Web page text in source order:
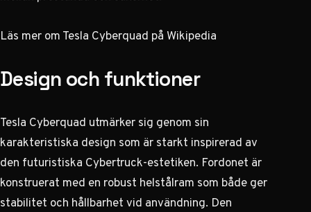
Läs mer om Tesla Cyberquad på Wikipedia
Design och funktioner
Tesla Cyberquad utmärker sig genom sin
karakteristiska design som är starkt inspirerad av
den futuristiska Cybertruck-estetiken. Fordonet är
konstruerat med en robust helstålram som både ger
stabilitet och hållbarhet vid användning. Den